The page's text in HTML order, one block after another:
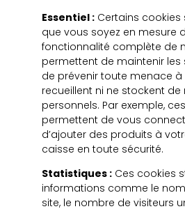
Essentiel : Certains
que vous soyez en mesure
fonctionnalité complète de
permettent de maintenir les
de prévenir toute menace à
recueillent ni ne stockent
personnels. Par exemple,
permettent de vous
d’ajouter des produits à
caisse en toute sécurité.
Statistiques : Ces cookies
informations comme le
site, le nombre de visiteurs